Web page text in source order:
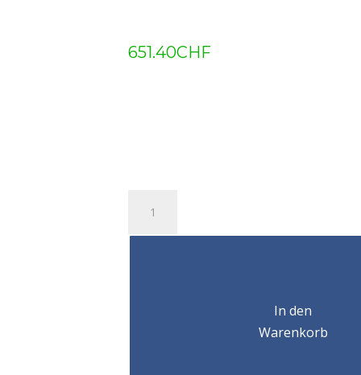
651.40CHF
chaîne
In den
Warenkorb